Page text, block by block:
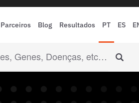
Parceiros Blog Resultados PT ES